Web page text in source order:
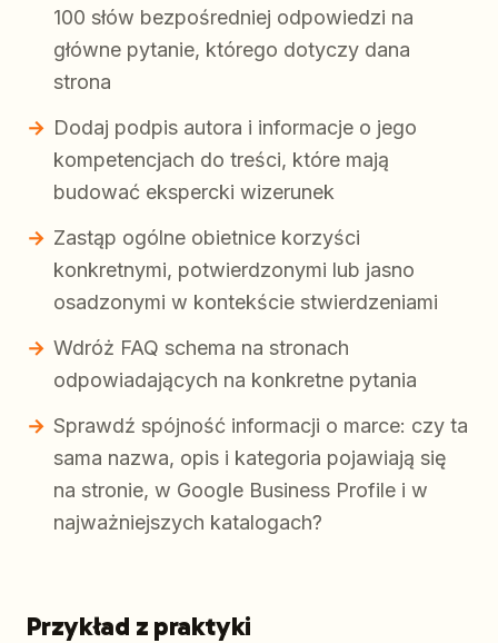
100 słów bezpośredniej odpowiedzi na
główne pytanie, którego dotyczy dana
strona
Dodaj podpis autora i informacje o jego
kompetencjach do treści, które mają
budować ekspercki wizerunek
Zastąp ogólne obietnice korzyści
konkretnymi, potwierdzonymi lub jasno
osadzonymi w kontekście stwierdzeniami
Wdróż FAQ schema na stronach
odpowiadających na konkretne pytania
Sprawdź spójność informacji o marce: czy ta
sama nazwa, opis i kategoria pojawiają się
na stronie, w Google Business Profile i w
najważniejszych katalogach?
Przykład z praktyki